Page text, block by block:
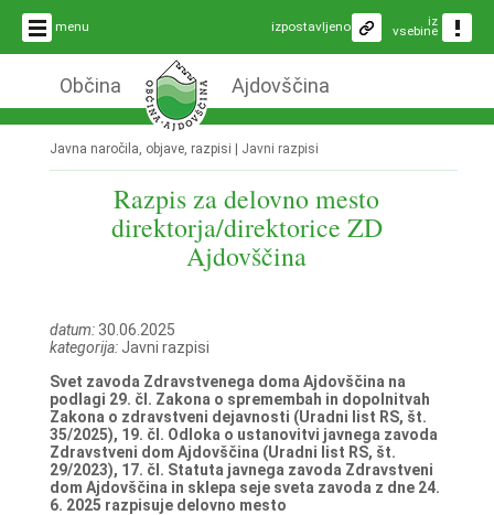
menu iz
vsebine
izpostavljeno
Občina Ajdovščina
Javna naročila, objave, razpisi | Javni razpisi
Razpis za delovno mesto
direktorja/direktorice ZD
Ajdovščina
datum:30.06.2025
kategorija:Javni razpisi
Svet zavoda Zdravstvenega doma Ajdovščina na
podlagi 29. čl. Zakona o spremembah in dopolnitvah
Zakona o zdravstveni dejavnosti (Uradni list RS, št.
35/2025), 19. čl. Odloka o ustanovitvi javnega zavoda
Zdravstveni dom Ajdovščina (Uradni list RS, št.
29/2023), 17. čl. Statuta javnega zavoda Zdravstveni
dom Ajdovščina in sklepa seje sveta zavoda z dne 24.
6. 2025 razpisuje delovno mesto